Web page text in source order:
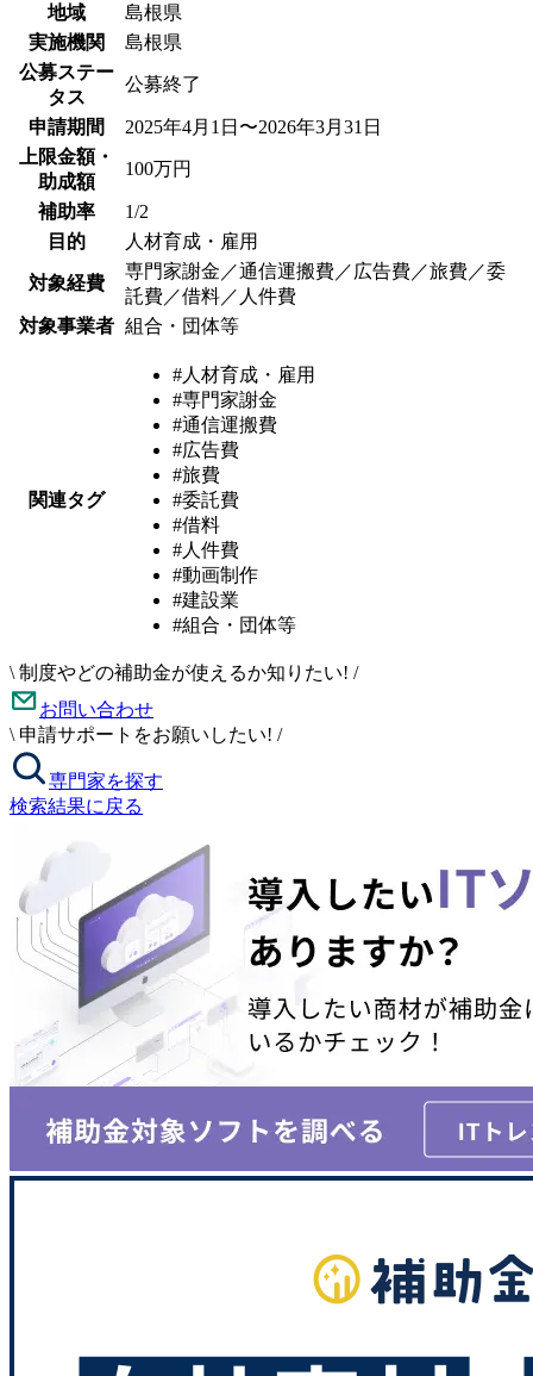
地域
島根県
実施機関
島根県
公募ステー
タス
公募終了
申請期間
2025年4月1日〜2026年3月31日
上限金額・
助成額
100万円
補助率
1/2
目的
人材育成・雇用
対象経費
専門家謝金／通信運搬費／広告費／旅費／委
託費／借料／人件費
対象事業者 組合・団体等
関連タグ
#人材育成・雇用
#専門家謝金
#通信運搬費
#広告費
#旅費
#委託費
#借料
#人件費
#動画制作
#建設業
#組合・団体等
\ 制度やどの補助金が使えるか知りたい! /
お問い合わせ
\ 申請サポートをお願いしたい! /
専門家を探す
検索結果に戻る